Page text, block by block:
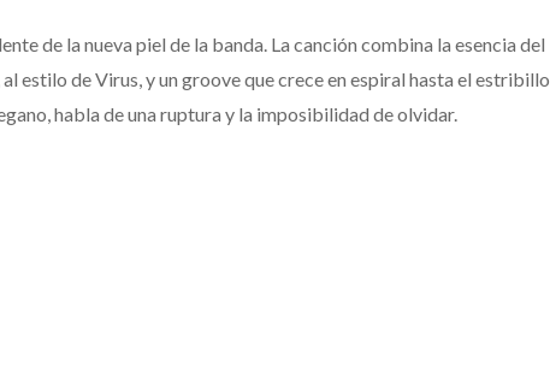
de la nueva piel de la banda. La canción combina la esencia del
estilo de Virus, y un groove que crece en espiral hasta el estribillo
habla de una ruptura y la imposibilidad de olvidar.